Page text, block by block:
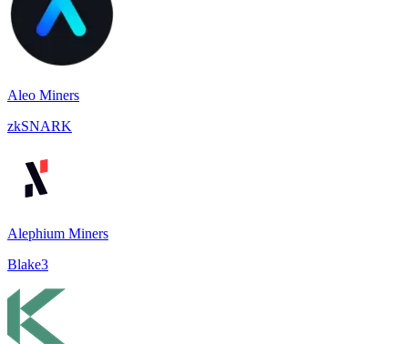
Aleo Miners
zkSNARK
Alephium Miners
Blake3